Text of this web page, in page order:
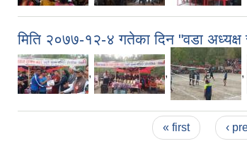
मिति २०७७-१२-४ गतेका दिन "वडा
, , ,
« first ‹